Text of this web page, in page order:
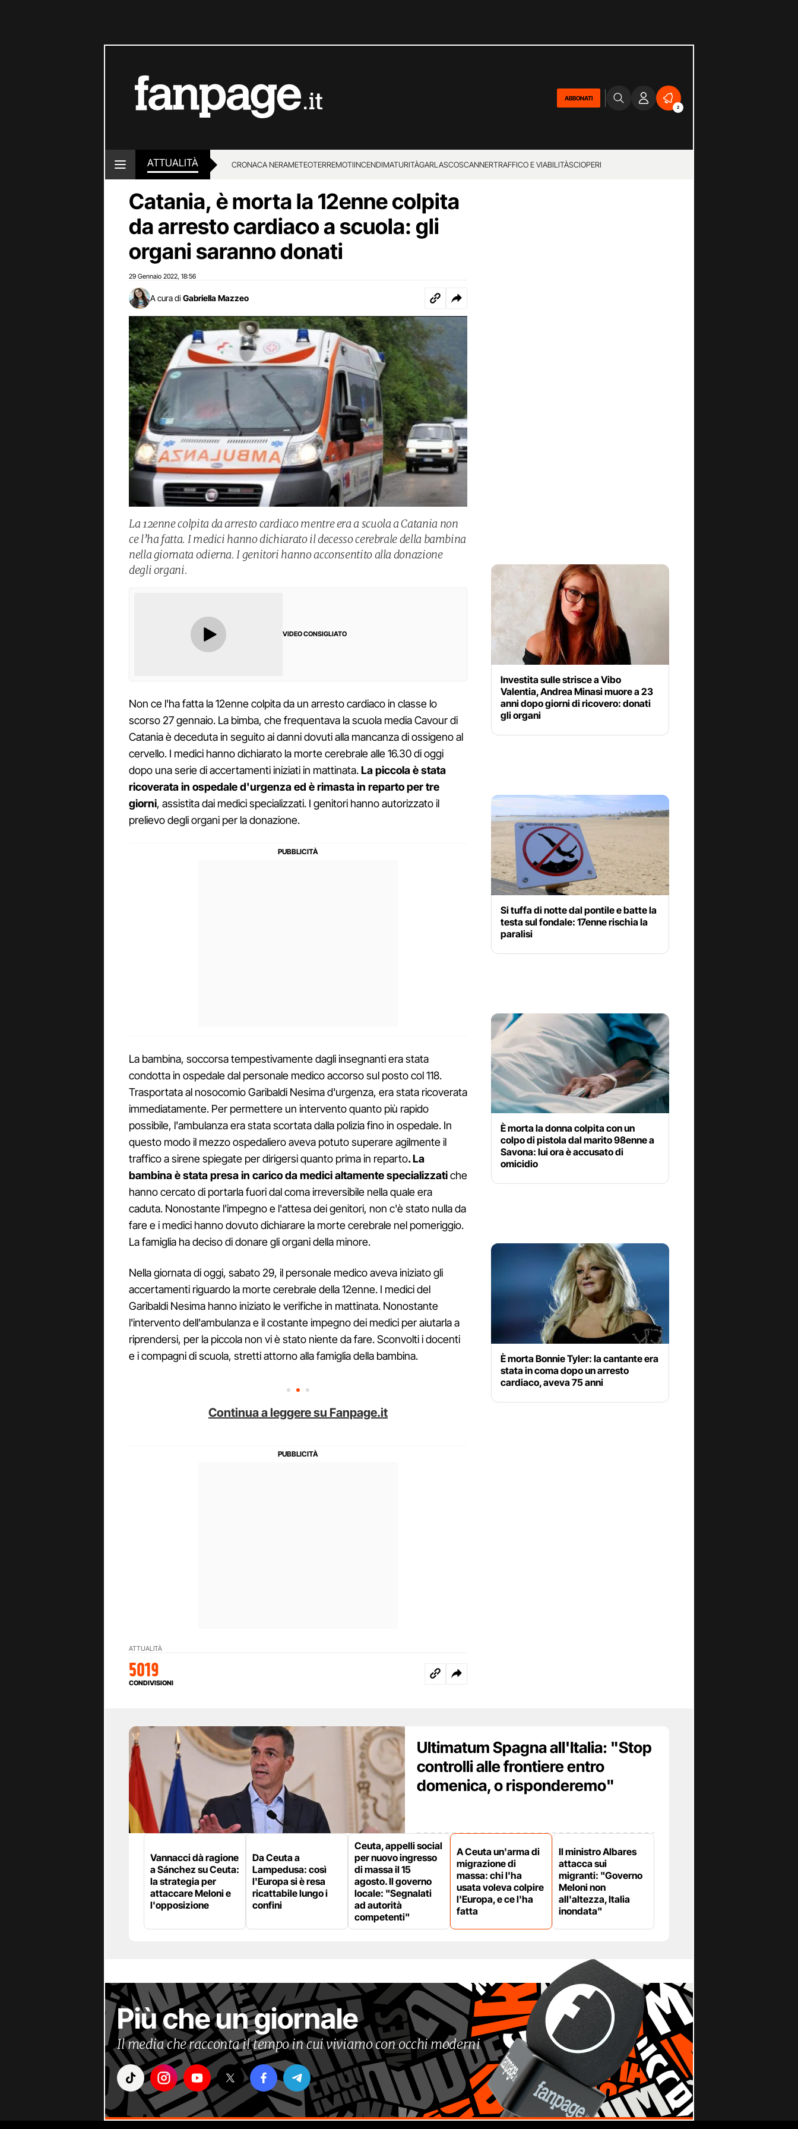
ABBONATI
2
ATTUALITÀ CRONACA NERAMETEOTERREMOTIINCENDIMATURITÀGARLASCOSCANNERTRAFFICO E VIABILITÀSCIOPERI
LOTTO E SUPERENALOTTO
Catania, è morta la 12enne colpita
da arresto cardiaco a scuola: gli
organi saranno donati
29 Gennaio 2022 18:56
A cura di Gabriella Mazzeo
La 12enne colpita da arresto cardiaco mentre era a scuola a Catania non
ce l’ha fatta. I medici hanno dichiarato il decesso cerebrale della bambina
nella giornata odierna. I genitori hanno acconsentito alla donazione
degli organi.
VIDEO CONSIGLIATO
Non ce l'ha fatta la 12enne colpita da un arresto cardiaco in classe lo
scorso 27 gennaio. La bimba, che frequentava la scuola media Cavour di
Catania è deceduta in seguito ai danni dovuti alla mancanza di ossigeno al
cervello. I medici hanno dichiarato la morte cerebrale alle 16.30 di oggi
dopo una serie di accertamenti iniziati in mattinata.La piccola è stata
ricoverata in ospedale d'urgenza ed è rimasta in reparto per tre
giorni, assistita dai medici specializzati. I genitori hanno autorizzato il
prelievo degli organi per la donazione.
La bambina, soccorsa tempestivamente dagli insegnanti era stata
condotta in ospedale dal personale medico accorso sul posto col 118.
Trasportata al nosocomio Garibaldi Nesima d'urgenza, era stata ricoverata
immediatamente. Per permettere un intervento quanto più rapido
possibile, l'ambulanza era stata scortata dalla polizia fino in ospedale. In
questo modo il mezzo ospedaliero aveva potuto superare agilmente il
traffico a sirene spiegate per dirigersi quanto prima in reparto. La
bambina è stata presa in carico da medici altamente specializzatiche
hanno cercato di portarla fuori dal coma irreversibile nella quale era
caduta. Nonostante l'impegno e l'attesa dei genitori, non c'è stato nulla da
fare e i medici hanno dovuto dichiarare la morte cerebrale nel pomeriggio.
La famiglia ha deciso di donare gli organi della minore.
Nella giornata di oggi, sabato 29, il personale medico aveva iniziato gli
accertamenti riguardo la morte cerebrale della 12enne. I medici del
Garibaldi Nesima hanno iniziato le verifiche in mattinata. Nonostante
l'intervento dell'ambulanza e il costante impegno dei medici per aiutarla a
riprendersi, per la piccola non vi è stato niente da fare. Sconvolti i docenti
e i compagni di scuola, stretti attorno alla famiglia della bambina.
Continua a leggere su Fanpage.it
ATTUALITÀ
5019
CONDIVISIONI
Investita sulle strisce a Vibo
Valentia, Andrea Minasi muore a 23
anni dopo giorni di ricovero: donati
gli organi
Si tuffa di notte dal pontile e batte la
testa sul fondale: 17enne rischia la
paralisi
È morta la donna colpita con un
colpo di pistola dal marito 98enne a
Savona: lui ora è accusato di
omicidio
È morta Bonnie Tyler: la cantante era
stata in coma dopo un arresto
cardiaco, aveva 75 anni
Ultimatum Spagna all'Italia: "Stop
controlli alle frontiere entro
domenica, o risponderemo"
Vannacci dà ragione
a Sánchez su Ceuta:
la strategia per
attaccare Meloni e
l'opposizione
Da Ceuta a
Lampedusa: così
l'Europa si è resa
ricattabile lungo i
confini
Ceuta, appelli social
per nuovo ingresso
di massa il 15
agosto. Il governo
locale: "Segnalati
ad autorità
competenti"
A Ceuta un'arma di
migrazione di
massa: chi l'ha
usata voleva colpire
l'Europa, e ce l'ha
fatta
Il ministro Albares
attacca sui
migranti: "Governo
Meloni non
all'altezza, Italia
inondata"
Più che un giornale
Il media che racconta il tempo in cui viviamo con occhi moderni